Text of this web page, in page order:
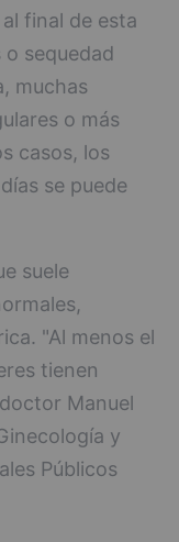
final de esta
sequedad
muchas
o más
casos, los
se puede
suele
"Al menos el
tienen
Manuel
y
Públicos